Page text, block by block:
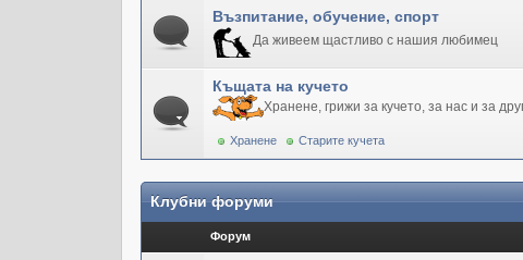
Възпитание, обучение, спорт
Да живеем щастливо с нашия любимец
Къщата на кучето
Хранене, грижи за кучето, за нас и за
Хранене Старите кучета
Клубни форуми
Форум